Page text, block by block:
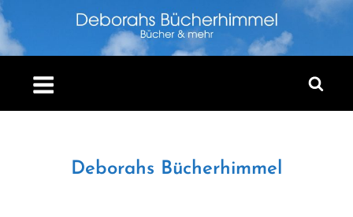
Skip
to
content
Deborahs Bücherhimmel